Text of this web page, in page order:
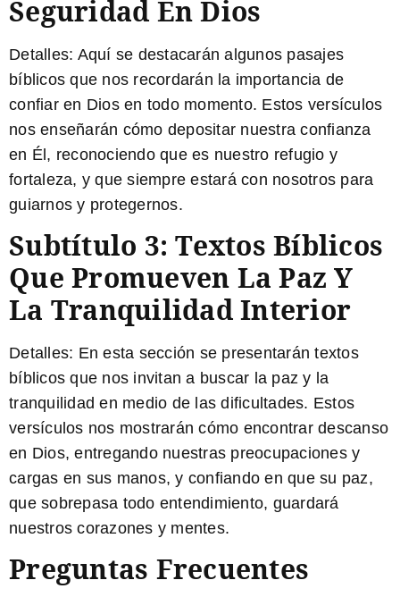
Seguridad En Dios
Detalles: Aquí se destacarán algunos pasajes
bíblicos que nos recordarán la importancia de
confiar en Dios en todo momento. Estos versículos
nos enseñarán cómo depositar nuestra confianza
en Él, reconociendo que es nuestro refugio y
fortaleza, y que siempre estará con nosotros para
guiarnos y protegernos.
Subtítulo 3: Textos Bíblicos
Que Promueven La Paz Y
La Tranquilidad Interior
Detalles: En esta sección se presentarán textos
bíblicos que nos invitan a buscar la paz y la
tranquilidad en medio de las dificultades. Estos
versículos nos mostrarán cómo encontrar descanso
en Dios, entregando nuestras preocupaciones y
cargas en sus manos, y confiando en que su paz,
que sobrepasa todo entendimiento, guardará
nuestros corazones y mentes.
Preguntas Frecuentes